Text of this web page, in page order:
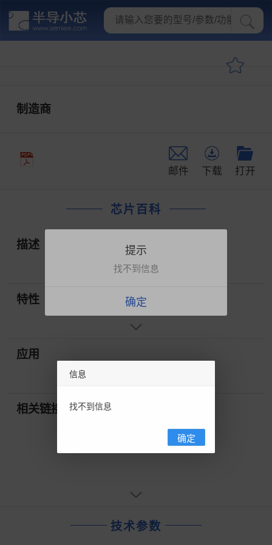
制造商
邮件 下载 打开
芯片百科
描述
特性
应用
相关链接
技术参数
信息
找不到信息
确定
提示
找不到信息
确定